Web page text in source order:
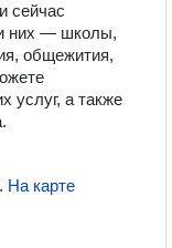
сейчас
них — школы,
общежития,
услуг, а также
. На карте